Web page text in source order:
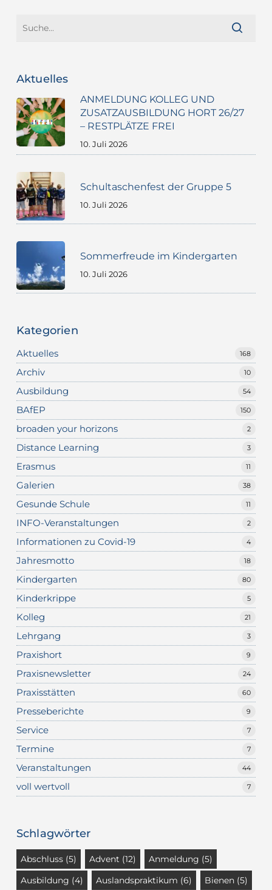
Aktuelles
ANMELDUNG KOLLEG UND
ZUSATZAUSBILDUNG HORT 26/27
– RESTPLÄTZE FREI
10. Juli 2026
Schultaschenfest der Gruppe 5
10. Juli 2026
Sommerfreude im Kindergarten
10. Juli 2026
Kategorien
Aktuelles 168
Archiv 10
Ausbildung 54
BAfEP 150
broaden your horizons 2
Distance Learning 3
Erasmus 11
Galerien 38
Gesunde Schule 11
INFO-Veranstaltungen 2
Informationen zu Covid-19 4
Jahresmotto 18
Kindergarten 80
Kinderkrippe 5
Kolleg 21
Lehrgang 3
Praxishort 9
Praxisnewsletter 24
Praxisstätten 60
Presseberichte 9
Service 7
Termine 7
Veranstaltungen 44
voll wertvoll 7
Schlagwörter
Abschluss(5) Advent (12) Anmeldung (5)
Ausbildung (4) Auslandspraktikum (6) Bienen(5)